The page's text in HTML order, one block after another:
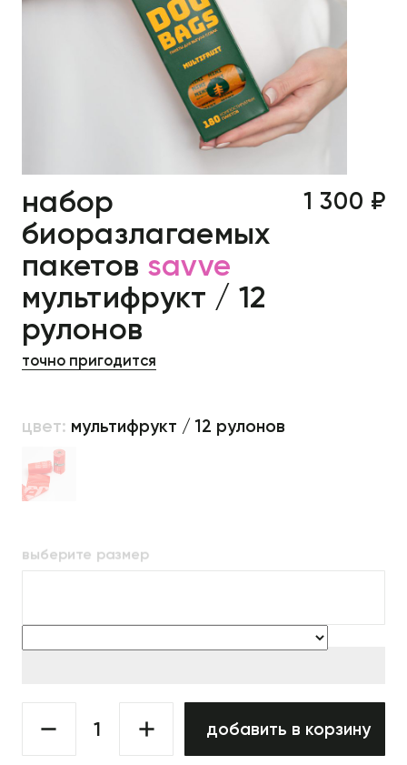
набор
биоразлагаемых
пакетов savve
мультифрукт / 12
рулонов
точно пригодится
1 300 ₽
цвет: мультифрукт / 12 рулонов
выберите размер
добавить в корзину